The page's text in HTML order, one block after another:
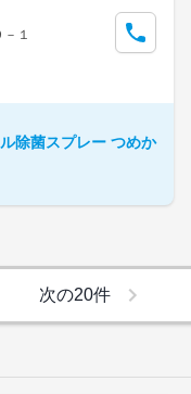
１
除菌スプレー つめか
次の20件